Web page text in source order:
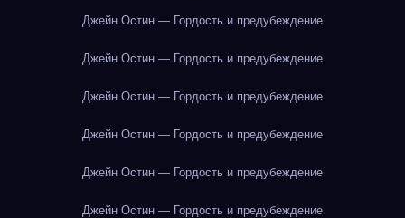
Джейн Остин — Гордость и предубеждение
Джейн Остин — Гордость и предубеждение
Джейн Остин — Гордость и предубеждение
Джейн Остин — Гордость и предубеждение
Джейн Остин — Гордость и предубеждение
Джейн Остин — Гордость и предубеждение